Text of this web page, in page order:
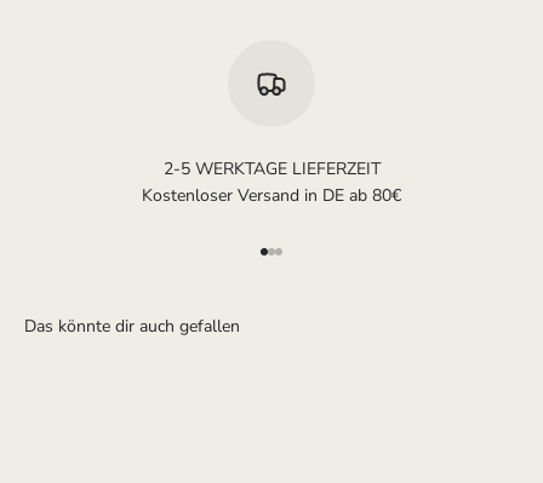
2-5 WERKTAGE LIEFERZEIT
Kostenloser Versand in DE ab 80€